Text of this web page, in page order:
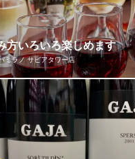
にお申し付けくださいませ。
ッタ バズ
イタリアン
徒歩2分
丸の内2-4-1 丸の内ビルディング5F
方いろいろ楽しめます
ミラノ サピアタワー店
べ」グラスワインは常時８種
比べを楽しめます。
だわりです。